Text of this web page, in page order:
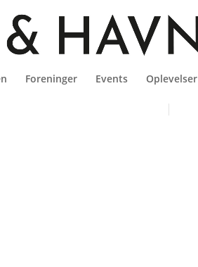
Foreninger Events Oplevelser